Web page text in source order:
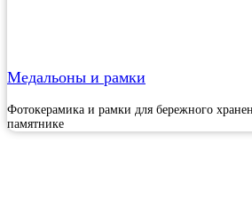
Медальоны и рамки
Фотокерамика и рамки для бережного
памятнике